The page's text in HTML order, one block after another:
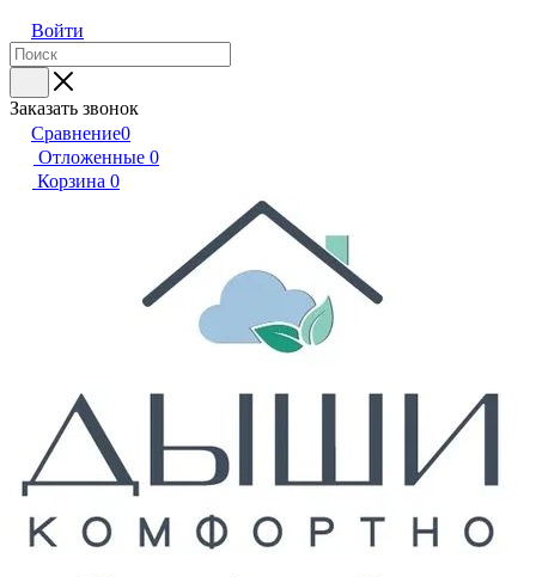
Войти
Заказать звонок
Сравнение0
Отложенные 0
Корзина 0